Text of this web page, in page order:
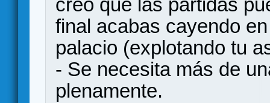
creo que las partidas
final acabas cayendo
palacio (explotando tu
- Se necesita más de
plenamente.